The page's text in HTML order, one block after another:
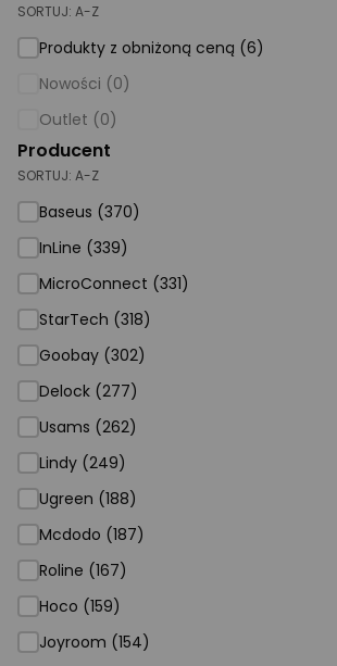
Biuro i firma
Sport i turystyka
Zabawki i dziecko
Supermarket
Strefa marek
SORTUJ: A-Z
Produkty z obniżoną ceną (6)
Nowości (0)
Outlet (0)
Producent
SORTUJ: A-Z
Baseus (370)
InLine (339)
MicroConnect (331)
StarTech (318)
Goobay (302)
Delock (277)
Usams (262)
Lindy (249)
Ugreen (188)
Mcdodo (187)
Roline (167)
Hoco (159)
Joyroom (154)